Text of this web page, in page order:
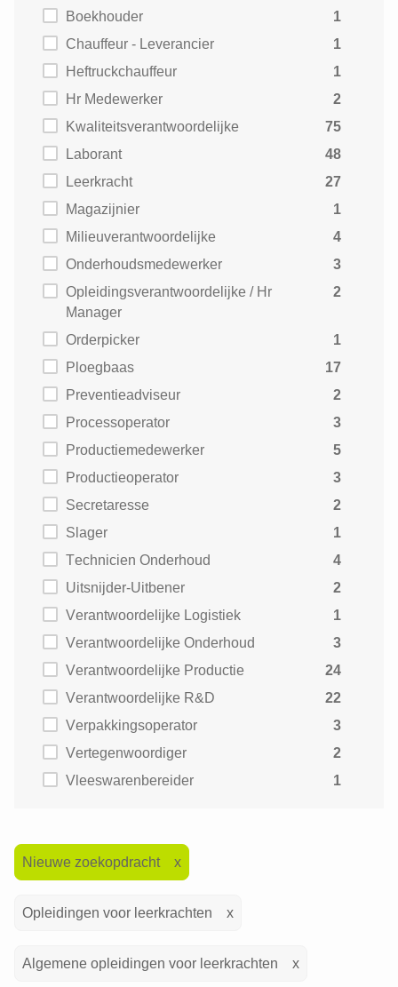
Boekhouder
1
Chauffeur - Leverancier
1
Heftruckchauffeur
1
Hr Medewerker
2
Kwaliteitsverantwoordelijke
75
Laborant
48
Leerkracht
27
Magazijnier
1
Milieuverantwoordelijke
4
Onderhoudsmedewerker
3
Opleidingsverantwoordelijke / Hr
Manager
2
Orderpicker
1
Ploegbaas
17
Preventieadviseur
2
Processoperator
3
Productiemedewerker
5
Productieoperator
3
Secretaresse
2
Slager
1
Technicien Onderhoud
4
Uitsnijder-Uitbener
2
Verantwoordelijke Logistiek
1
Verantwoordelijke Onderhoud
3
Verantwoordelijke Productie
24
Verantwoordelijke R&D
22
Verpakkingsoperator
3
Vertegenwoordiger
2
Vleeswarenbereider
1
Nieuwe zoekopdracht
Opleidingen voor leerkrachten
Algemene opleidingen voor leerkrachten